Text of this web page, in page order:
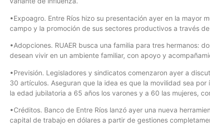
•Expoagro. Entre Ríos hizo su presentación ayer en la mayor
campo y la promoción de sus sectores productivos a través
•Adopciones. RUAER busca una familia para tres hermanos:
desean vivir en un ambiente familiar, con apoyo y
•Previsión. Legisladores y sindicatos comenzaron ayer a
30 artículos. Aseguran que la idea es que la movilidad sea
la edad jubilatoria a 65 años los varones y a 60 las mujeres,
•Créditos. Banco de Entre Ríos lanzó ayer una nueva
capital de trabajo en dólares a partir de gestiones